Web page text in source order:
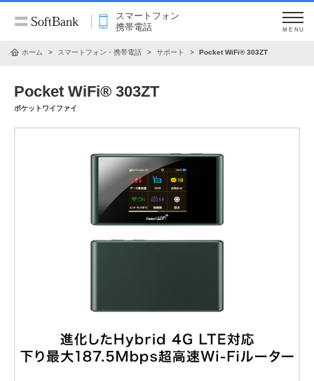
スマートフォン
携帯電話
MENU
ホーム スマートフォン・携帯電話 サポート Pocket WiFi® 303ZT
Pocket WiFi® 303ZT
ポケットワイファイ